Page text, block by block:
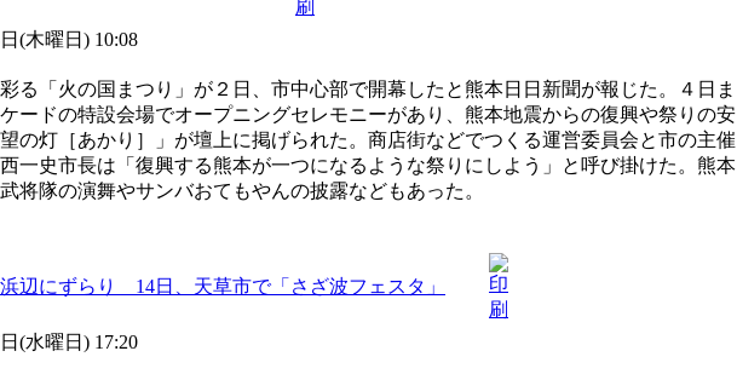
(木曜日) 10:08
る「火の国まつり」が２日、市中心部で開幕したと熊本日日新聞が報じた。４日ま
ードの特設会場でオープニングセレモニーがあり、熊本地震からの復興や祭りの安
の灯［あかり］」が壇上に掲げられた。商店街などでつくる運営委員会と市の主催
一史市長は「復興する熊本が一つになるような祭りにしよう」と呼び掛けた。熊本
将隊の演舞やサンバおてもやんの披露などもあった。
辺にずらり 14日、天草市で「さざ波フェスタ」
(水曜日) 17:20